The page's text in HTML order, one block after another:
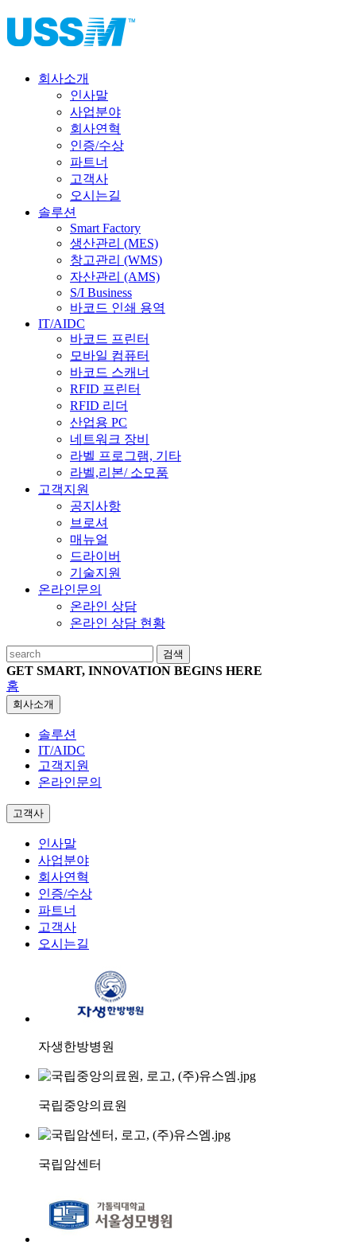
회사소개
인사말
사업분야
회사연혁
인증/수상
파트너
고객사
오시는길
솔루션
Smart Factory
생산관리 (MES)
창고관리 (WMS)
자산관리 (AMS)
S/I Business
바코드 인쇄 용역
IT/AIDC
바코드 프린터
모바일 컴퓨터
바코드 스캐너
RFID 프린터
RFID 리더
산업용 PC
네트워크 장비
라벨 프로그램, 기타
라벨,리본/ 소모품
고객지원
공지사항
브로셔
매뉴얼
드라이버
기술지원
온라인문의
온라인 상담
온라인 상담 현황
검색
GET SMART, INNOVATION BEGINS HERE
홈
회사소개
솔루션
IT/AIDC
고객지원
온라인문의
고객사
인사말
사업분야
회사연혁
인증/수상
파트너
고객사
오시는길
자생한방병원
국립중앙의료원
국립암센터